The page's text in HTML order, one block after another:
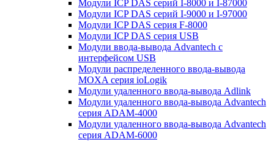
Модули ICP DAS серий I-8000 и I-87000
Модули ICP DAS серий I-9000 и I-97000
Модули ICP DAS серия F-8000
Модули ICP DAS серия USB
Модули ввода-вывода Advantech с
интерфейсом USB
Модули распределенного ввода-вывода
MOXA серия ioLogik
Модули удаленного ввода-вывода Adlink
Модули удаленного ввода-вывода Advantech
серия ADAM-4000
Модули удаленного ввода-вывода Advantech
серия ADAM-6000